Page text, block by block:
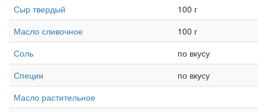
Сыр твердый
100 г
Масло сливочное
100 г
Соль
по вкусу
Специи
по вкусу
Масло растительное